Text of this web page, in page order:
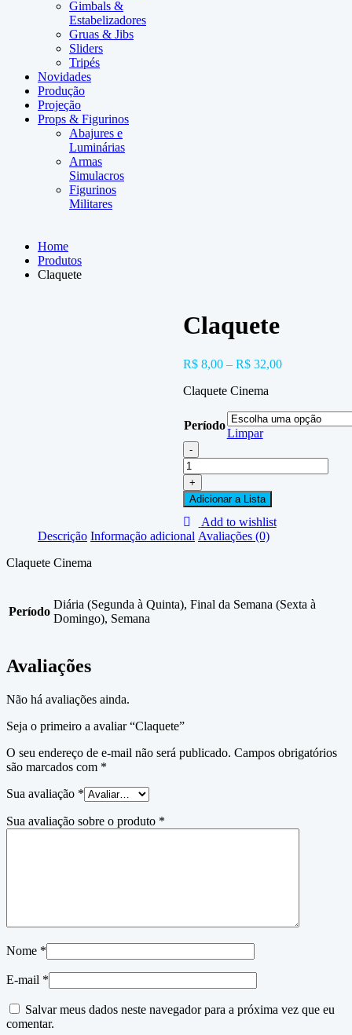
Gimbals &
Estabelizadores
Gruas & Jibs
Sliders
Tripés
Novidades
Produção
Projeção
Props & Figurinos
Abajures e
Luminárias
Armas
Simulacros
Figurinos
Militares
Home
Produtos
Claquete
Claquete
R$8,00– R$32,00
Claquete Cinema
Período
Limpar
-
Claquete
quantidade
+
Adicionar a Lista
Add to wishlist
Descrição Informação adicional Avaliações (0)
Claquete Cinema
Período
Diária (Segunda à Quinta), Final da Semana (Sexta à
Domingo), Semana
Avaliações
Não há avaliações ainda.
Seja o primeiro a avaliar “Claquete”
O seu endereço de e-mail não será publicado. Campos obrigatórios
são marcados com *
Sua avaliação *
Sua avaliação sobre o produto *
Nome *
E-mail *
Salvar meus dados neste navegador para a próxima vez que eu
comentar.